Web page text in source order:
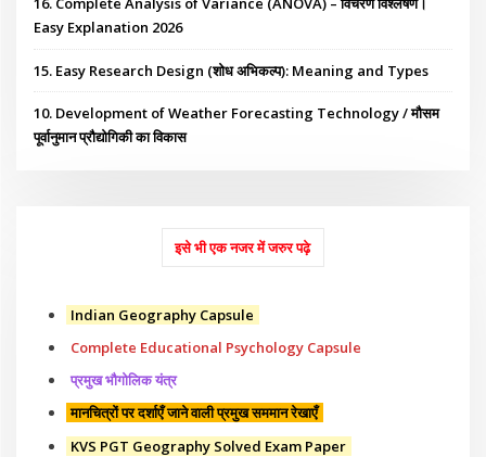
Easy Explanation 2026
15. Easy Research Design (शोध अभिकल्प): Meaning and Types
10. Development of Weather Forecasting Technology / मौसम
पूर्वानुमान प्रौद्योगिकी का विकास
इसे भी एक नजर में जरुर पढ़े
Indian Geography Capsule
Complete Educational Psychology Capsule
प्रमुख भौगोलिक यंत्र
मानचित्रों पर दर्शाएँ जाने वाली प्रमुख सममान रेखाएँ
KVS PGT Geography Solved Exam Paper